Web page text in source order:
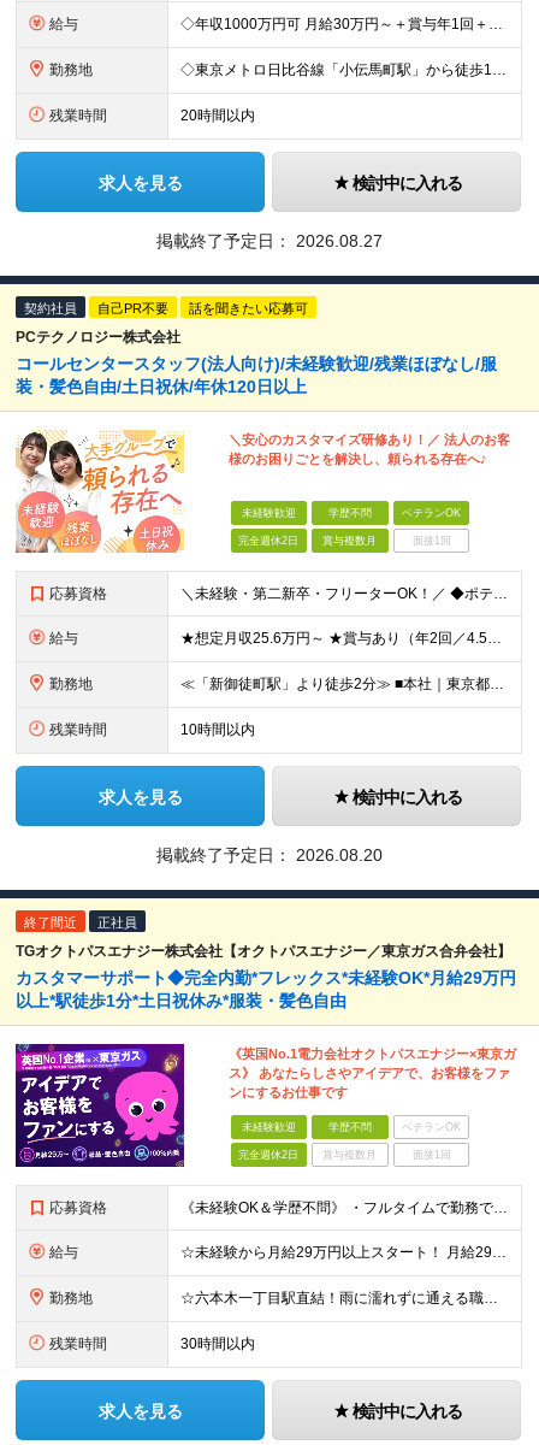
給与 ◇年収1000万円可 月給30万円～＋賞与年1回＋インセンティブ＋各種手当 ※経験・スキルに応じて決定します。 ※残業代は全額支給します。 ※試用期間6か月（期間中の給与については3ヶ月目まで月給2
勤務地 ◇東京メトロ日比谷線「小伝馬町駅」から徒歩1分 ＜オフィス周辺について＞ ◎評判の高いハンバーガー店 ◎定番ビストロのランチ ◎人気のラーメン屋 ◎カフェランチ＆ドリンク など、徒歩圏内でリーズナブ
残業時間 20時間以内
求人を見る 検討中に入れる
掲載終了予定日： 2026.08.27
契約社員 自己PR不要 話を聞きたい応募可
PCテクノロジー株式会社
コールセンタースタッフ(法人向け)/未経験歓迎/残業ほぼなし/服
装・髪色自由/土日祝休/年休120日以上
＼安心のカスタマイズ研修あり！／ 法人のお客
様のお困りごとを解決し、頼られる存在へ♪
未経験歓迎 学歴不問 ベテランOK
完全週休2日 賞与複数月 面接1回
応募資格 ＼未経験・第二新卒・フリーターOK！／ ◆ポテンシャル・人物重視の採用です！ ◆学歴不問 ≪こんな方を歓迎します≫ ・チームワークを大切に働きたい方 ・人の役に立つ仕事をしたい方 ・人から頼られるこ
給与 ★想定月収25.6万円～ ★賞与あり（年2回／4.5ヶ月分 ※昨年度実績）※正社員登用後 ◆時給1,600円～＋残業代 ※経験・年齢を考慮の上、決定します ※時間外手当あり（1分単位で全額支給） ※
勤務地 ≪「新御徒町駅」より徒歩2分≫ ■本社｜東京都台東区元浅草1-1-1 ヒューリック新御徒町 (変更の範囲)当社の定める場所（本社および支社、事業所等）
残業時間 10時間以内
求人を見る 検討中に入れる
掲載終了予定日： 2026.08.20
終了間近 正社員
TGオクトパスエナジー株式会社【オクトパスエナジー／東京ガス合弁会社】
カスタマーサポート◆完全内勤*フレックス*未経験OK*月給29万円
以上*駅徒歩1分*土日祝休み*服装・髪色自由
《英国No.1電力会社オクトパスエナジー×東京ガ
ス》 あなたらしさやアイデアで、お客様をファ
ンにするお仕事です
未経験歓迎 学歴不問 ベテランOK
完全週休2日 賞与複数月 面接1回
応募資格 《未経験OK＆学歴不問》 ・フルタイムで勤務できる方 ・オフィス勤務が可能な方 ・日本語がネイティブレベルの方 ☆外国籍の方もご活躍いただけます！ ＼こんな方にピッタリです！／ ◎数字やノルマに追わ
給与 ☆未経験から月給29万円以上スタート！ 月給29万1,582円～37万4,957円（生涯設計手当を含む）＋交通費全額支給 ★評価について 対応数などの「数字」では評価しません。 日々の対応の丁寧さな
勤務地 ☆六本木一丁目駅直結！雨に濡れずに通える職場 【本社】東京都港区六本木1-4-5 アークヒルズサウスタワー18F ※(変更の範囲)上記を除く当社関連勤務地 ＼オンもオフも充実する、六本木エリアでの
残業時間 30時間以内
求人を見る 検討中に入れる